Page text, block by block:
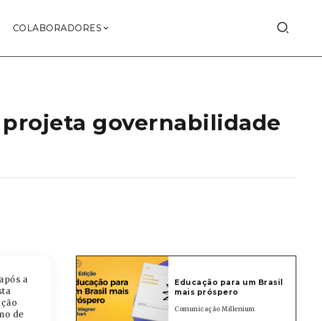
COLABORADORES
governabilidade
a
de
Educação para um Brasil
mais próspero
Comunicação Millenium